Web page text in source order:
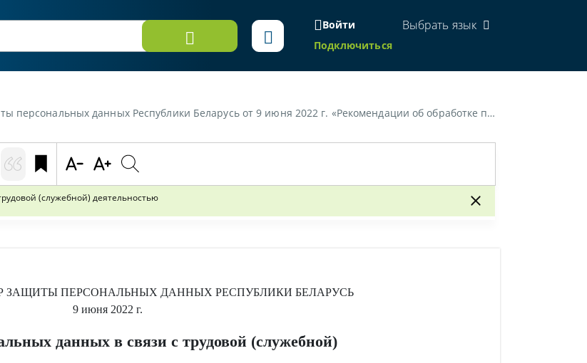
Войти
Подключиться
Выбрать язык
Республики Беларусь от 9 июня 2022 г. «Рекомендации об обработке персональных данных в связи с трудовой (служебной) деятельностью»
(служебной) деятельностью
ПЕРСОНАЛЬНЫХ ДАННЫХ РЕСПУБЛИКИ БЕЛАРУСЬ
9 июня 2022 г.
данных в связи с трудовой (служебной)